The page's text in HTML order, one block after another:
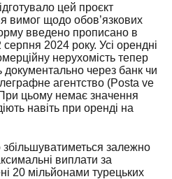
цей проєкт
вимог щодо обов’язкових
введено прописано в
2024 року. Усі орендні
нерухомість тепер
через банк чи
агентство (Posta ve
цьому немає значення
навіть при оренді на
залежно
виплати за
20 мільйонами турецьких